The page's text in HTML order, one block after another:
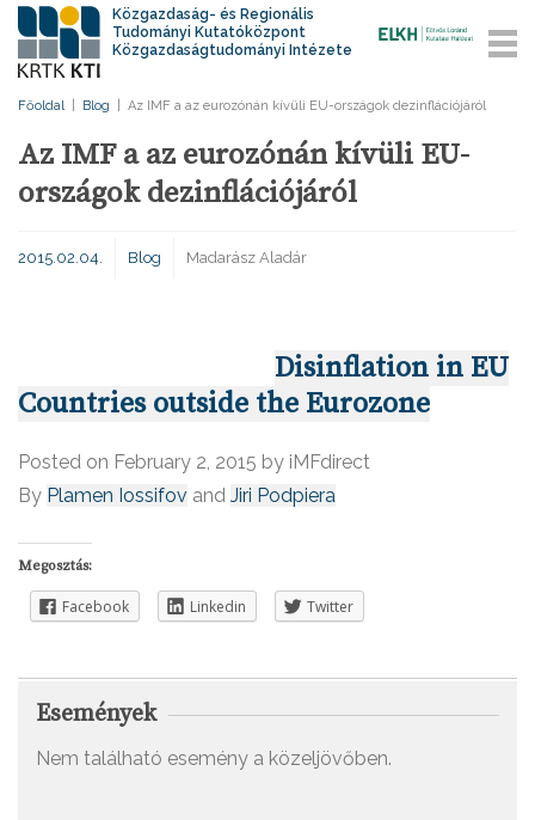
Közgazdaság- és Regionális
Tudományi Kutatóközpont
Közgazdaságtudományi Intézete
Főoldal Blog Az IMF a az eurozónán kívüli EU-országok dezinflációjáról
Az IMF a az eurozónán kívüli EU-
országok dezinflációjáról
2015.02.04. Blog Madarász Aladár
Disinflation in EU
Countries outside the Eurozone
Posted on February 2, 2015 by iMFdirect
By Plamen Iossifov and Jiri Podpiera
Megosztás:
Facebook Linkedin Twitter
Események
Nem található esemény a közeljövőben.